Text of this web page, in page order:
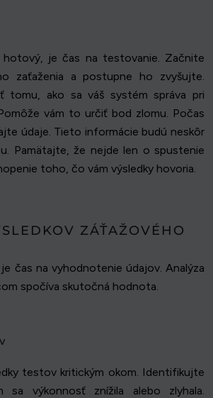
hotový, je čas na testovanie. Začnite
zaťaženia a postupne ho zvyšujte.
tomu, ako sa váš systém správa pri
vám to určiť bod zlomu. Počas
údaje. Tieto informácie budú neskôr
Pamätajte, že nejde len o spustenie
toho, čo vám výsledky hovoria.
ZÁŤAŽOVÉHO
čas na vyhodnotenie údajov. Analýza
spočíva skutočná hodnota.
testov kritickým okom. Identifikujte
sa výkonnosť znížila alebo zlyhala.